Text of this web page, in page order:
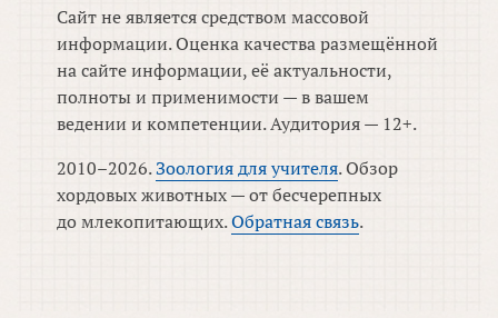
Сайт не является средством массовой
информации. Оценка качества размещённой
на сайте информации, её актуальности,
полноты и применимости — в вашем
ведении и компетенции. Аудитория — 12+.
2010–2026.Зоология для учителя. Обзор
хордовых животных — от бесчерепных
до млекопитающих.Обратная связь.